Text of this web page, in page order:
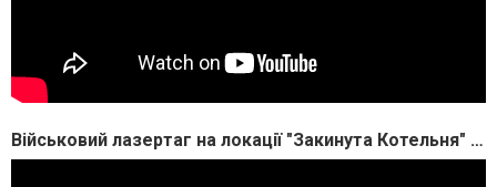
Військовий лазертаг на локації "Закинута Котельня" м.Львів клуб Дельта. Location Kotelnya Delta club